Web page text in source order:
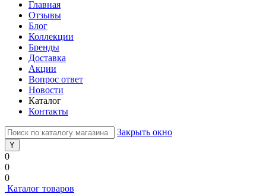
Главная
Отзывы
Блог
Коллекции
Бренды
Доставка
Акции
Вопрос ответ
Новости
Каталог
Контакты
Закрыть окно
0
0
0
Каталог товаров